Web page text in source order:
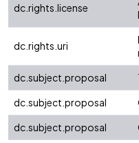
dc.rights.license
dc.rights.uri
dc.subject.proposal
dc.subject.proposal
dc.subject.proposal